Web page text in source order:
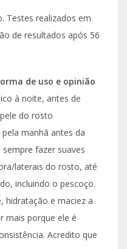
Testes realizados em
de resultados após 56
de uso e opinião
à noite, antes de
do rosto
manhã antes da
fazer suaves
laterais do rosto, até
incluindo o pescoço.
hidratação e maciez a
mais porque ele é
Acredito que